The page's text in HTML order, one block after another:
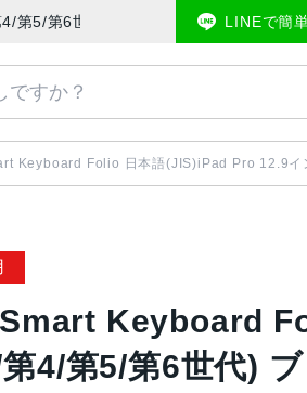
5/第6世代) ブラック系 MXNL2J/A |
LINEで簡
Keyboard Folio 日本語(JIS)iPad Pro 12.9イ
Keyboard
4/第5/第6世代)